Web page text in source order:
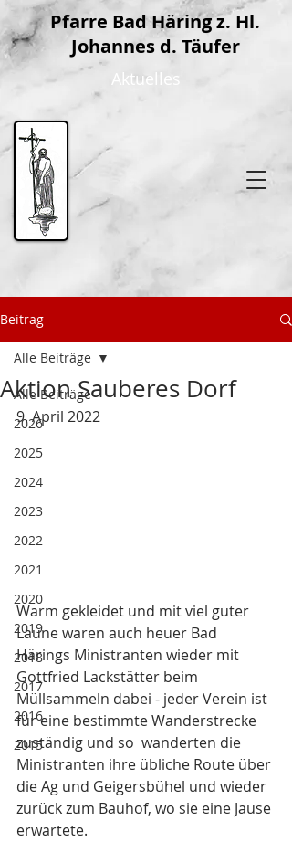
Pfarre Bad Häring z. Hl.
Johannes d. Täufer
Aktuelles
Beitrag
Alle Beiträge
2026
2025
2024
2023
2022
2021
2020
2019
2018
2017
2016
2015
Alle Beiträge
Aktion Sauberes Dorf
9. April 2022
Warm gekleidet und mit viel guter
Laune waren auch heuer Bad
Härings Ministranten wieder mit
Gottfried Lackstätter beim
Müllsammeln dabei - jeder Verein ist
für eine bestimmte Wanderstrecke
zuständig und so  wanderten die
Ministranten ihre übliche Route über
die Ag und Geigersbühel und wieder
zurück zum Bauhof, wo sie eine Jause
erwartete.